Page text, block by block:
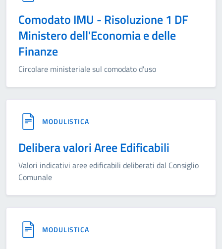
Comodato IMU - Risoluzione 1 DF
Ministero dell'Economia e delle
Finanze
Circolare ministeriale sul comodato d'uso
MODULISTICA
Delibera valori Aree Edificabili
Valori indicativi aree edificabili deliberati dal Consiglio
Comunale
MODULISTICA